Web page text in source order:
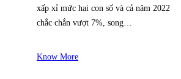
xấp xỉ mức hai con số và cả năm 2022
chắc chắn vượt 7%, song…
Know More